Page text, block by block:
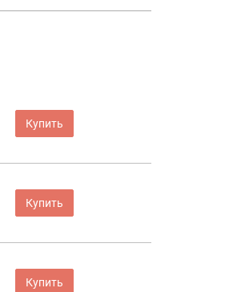
Купить
Купить
Купить